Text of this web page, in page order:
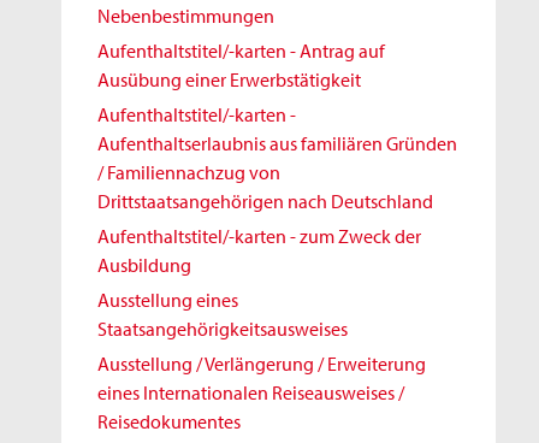
Nebenbestimmungen
Aufenthaltstitel/-karten - Antrag auf
Ausübung einer Erwerbstätigkeit
Aufenthaltstitel/-karten -
Aufenthaltserlaubnis aus familiären Gründen
/ Familiennachzug von
Drittstaatsangehörigen nach Deutschland
Aufenthaltstitel/-karten - zum Zweck der
Ausbildung
Ausstellung eines
Staatsangehörigkeitsausweises
Ausstellung / Verlängerung / Erweiterung
eines Internationalen Reiseausweises /
Reisedokumentes